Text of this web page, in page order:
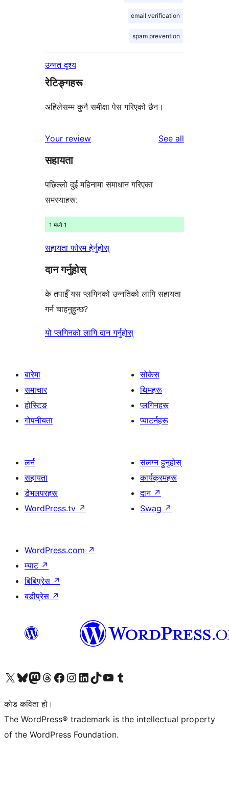
email verification
spam prevention
उन्नत दृश्य
रेटिङ्गहरू
अहिलेसम्म कुनै समीक्षा पेस गरिएको छैन।
Your review See all
सहायता
पछिल्लो दुई महिनामा समाधान गरिएका
समस्याहरू:
1 मध्ये 1
सहायता फोरम हेर्नुहोस्
दान गर्नुहोस्
के तपाईँ यस प्लगिनको उन्नतिको लागि सहायता
गर्न चाहनुहुन्छ?
यो प्लगिनको लागि दान गर्नुहोस्
बारेमा
समाचार
होस्टिङ
गोपनीयता
सोकेस
थिमहरू
प्लगिनहरू
प्याटर्नहरू
लर्न
सहायता
डेभलपरहरू
WordPress.tv ↗
संलग्न हुनुहोस्
कार्यक्रमहरू
दान ↗
Swag ↗
WordPress.com ↗
म्याट ↗
बिबिप्रेस ↗
बडीप्रेस ↗
हाम्रो X (पहिले ट्विटर) खातामा जानुहोस्
हाम्रो Bluesky खाता भ्रमण गर्नुहोस्
हाम्रो म्यास्टोडन खाता भ्रमण गर्नुहोस्
हाम्रो थ्रेड्स खातामा जानुहोस्
हाम्रो फेसबुक पेजमा जानुहोस्
हाम्रो इन्स्टाग्राम खातामा जानुहोस्
हाम्रो लिङ्क्डइन खातामा जानुहोस्
हाम्रो TikTok खाता भ्रमण गर्नुहोस्
हाम्रो युट्युब च्यानलमा जानुहोस्
हाम्रो टम्बलर खाता भ्रमण गर्नुहोस्
कोड कविता हो।
The WordPress® trademark is the intellectual property
of the WordPress Foundation.